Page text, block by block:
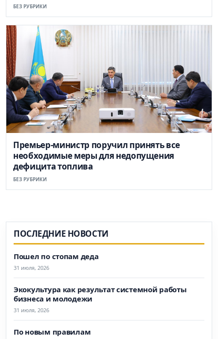
БЕЗ РУБРИКИ
Премьер-министр поручил принять все
необходимые меры для недопущения
дефицита топлива
БЕЗ РУБРИКИ
ПОСЛЕДНИЕ НОВОСТИ
Пошел по стопам деда
31 июля, 2026
Экокультура как результат системной работы
бизнеса и молодежи
31 июля, 2026
По новым правилам